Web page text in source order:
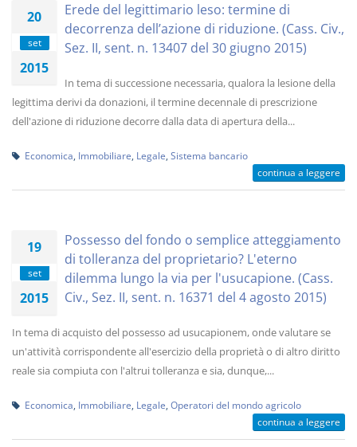
20
set
2015
Erede del legittimario leso: termine di
decorrenza dell’azione di riduzione. (Cass. Civ.,
Sez. II, sent. n. 13407 del 30 giugno 2015)
In tema di successione necessaria, qualora la lesione della
legittima derivi da donazioni, il termine decennale di prescrizione
dell'azione di riduzione decorre dalla data di apertura della...
Economica Immobiliare Legale Sistema bancario
continua a leggere
19
set
2015
Possesso del fondo o semplice atteggiamento
di tolleranza del proprietario? L'eterno
dilemma lungo la via per l'usucapione. (Cass.
Civ., Sez. II, sent. n. 16371 del 4 agosto 2015)
In tema di acquisto del possesso ad usucapionem, onde valutare se
un'attività corrispondente all'esercizio della proprietà o di altro diritto
reale sia compiuta con l'altrui tolleranza e sia, dunque,...
Economica Immobiliare Legale Operatori del mondo agricolo
continua a leggere